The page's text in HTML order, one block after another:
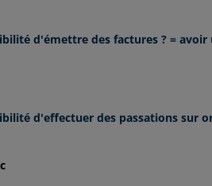
d'émettre des factures ? =
d'effectuer des passations sur